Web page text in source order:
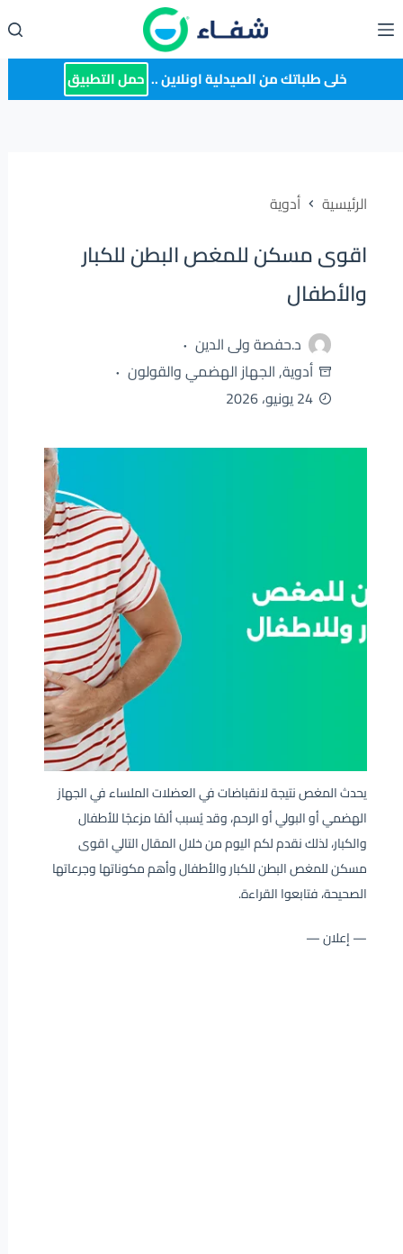
إلى
المحتوى خلى طلباتك من الصيدلية اونلاين .. حمل التطبيق
الرئيسية أدوية
اقوى مسكن للمغص البطن للكبار
والأطفال
د.حفصة ولى الدين
أدوية,الجهاز الهضمي والقولون
24 يونيو، 2026
يحدث المغص نتيجة لانقباضات في العضلات الملساء في الجهاز
الهضمي أو البولي أو الرحم، وقد يُسبب ألمًا مزعجًا للأطفال
والكبار، لذلك نقدم لكم اليوم من خلال المقال التالي اقوى
مسكن للمغص البطن للكبار والأطفال وأهم مكوناتها وجرعاتها
الصحيحة، فتابعوا القراءة.
— إعلان —